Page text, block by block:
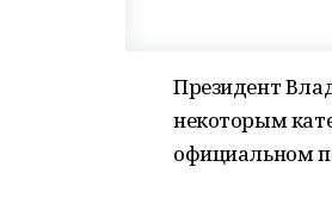
Президент
некоторым
официальном